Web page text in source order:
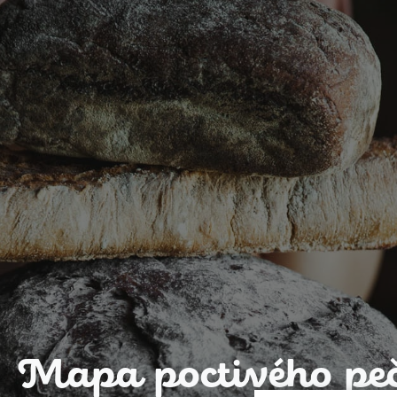
Mapa poctivého